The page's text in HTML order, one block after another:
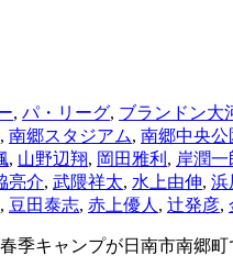
, パ・リーグ, ブランドン大
, 南郷スタジアム, 南郷中央公
, 山野辺翔, 岡田雅利 , 岸潤一
亮介, 武隈祥太, 水上由伸, 浜
, 豆田泰志, 赤上優人 , 辻発彦,
季キャンプが日南市南